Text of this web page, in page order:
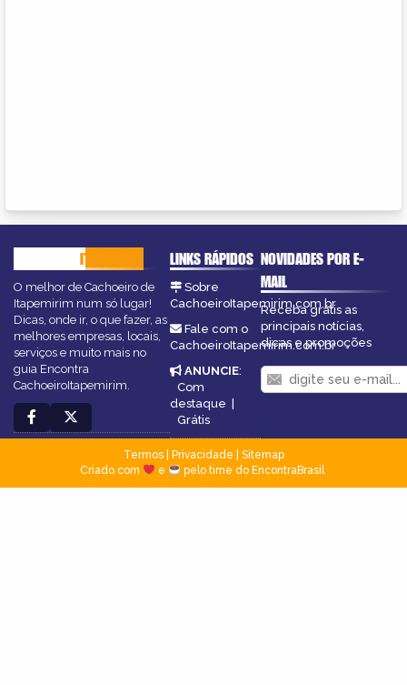
ITAPEMIRIM
O melhor de Cachoeiro de
Itapemirim num só lugar!
Dicas, onde ir, o que fazer, as
melhores empresas, locais,
serviços e muito mais no
guia Encontra
CachoeiroItapemirim.
LINKS RÁPIDOS
Sobre
CachoeiroItapemirim.com.br
Fale com o
CachoeiroItapemirim.com.br
ANUNCIE:
Com
destaque |
Grátis
NOVIDADES POR E-
MAIL
Receba grátis as
principais notícias,
dicas e promoções
Termos| Privacidade
Sitemap
Criado com
e pelo time do EncontraBrasil